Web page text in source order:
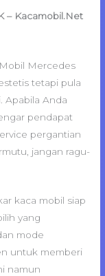
– Kacamobil.Net
Mercedes
tetapi pula
Apabila Anda
pendapat
pergantian
jangan ragu-
kaca mobil siap
yang
mode
untuk memberi
namun